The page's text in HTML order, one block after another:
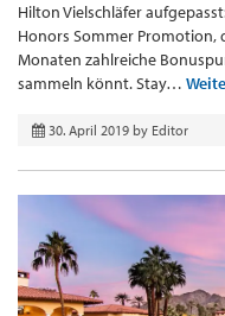
Hilton Vielschläfer
Honors Sommer Promotion,
Monaten zahlreiche
sammeln könnt. Stay…
30. April 2019 by Editor